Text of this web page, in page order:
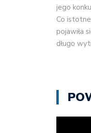
jego
Co
pojawiła
długo